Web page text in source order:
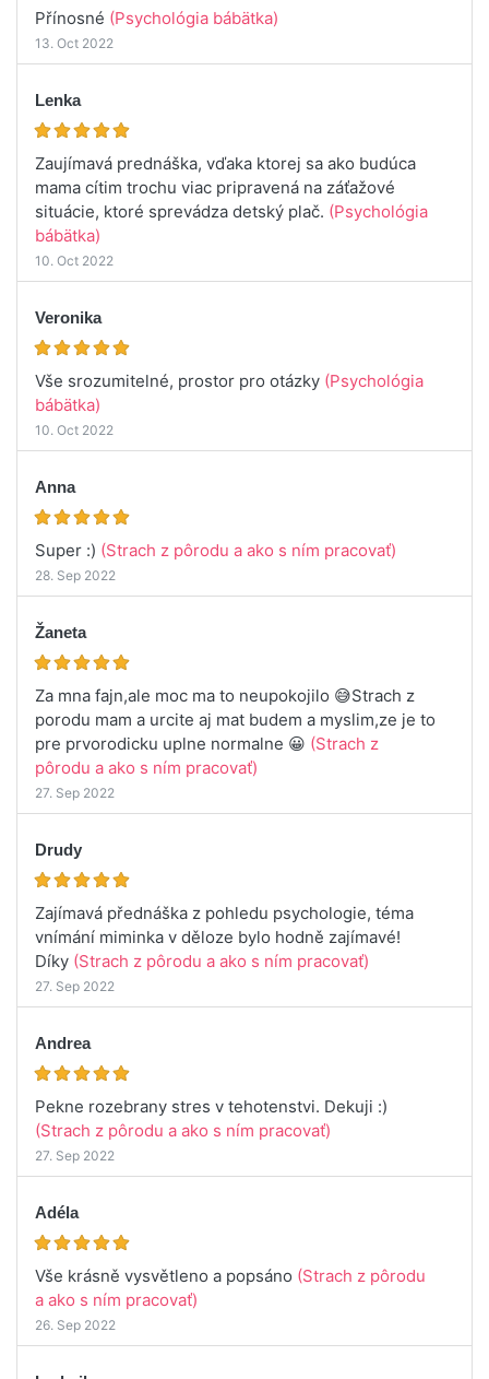
Přínosné (Psychológia bábätka)
13. Oct 2022
Lenka
Zaujímavá prednáška, vďaka ktorej sa ako budúca
mama cítim trochu viac pripravená na záťažové
situácie, ktoré sprevádza detský plač. (Psychológia
bábätka)
10. Oct 2022
Veronika
Vše srozumitelné, prostor pro otázky (Psychológia
bábätka)
10. Oct 2022
Anna
Super :) (Strach z pôrodu a ako s ním pracovať)
28. Sep 2022
Žaneta
Za mna fajn,ale moc ma to neupokojilo 😅Strach z
porodu mam a urcite aj mat budem a myslim,ze je to
pre prvorodicku uplne normalne 😀 (Strach z
pôrodu a ako s ním pracovať)
27. Sep 2022
Drudy
Zajímavá přednáška z pohledu psychologie, téma
vnímání miminka v děloze bylo hodně zajímavé!
Díky (Strach z pôrodu a ako s ním pracovať)
27. Sep 2022
Andrea
Pekne rozebrany stres v tehotenstvi. Dekuji :)
(Strach z pôrodu a ako s ním pracovať)
27. Sep 2022
Adéla
Vše krásně vysvětleno a popsáno (Strach z pôrodu
a ako s ním pracovať)
26. Sep 2022